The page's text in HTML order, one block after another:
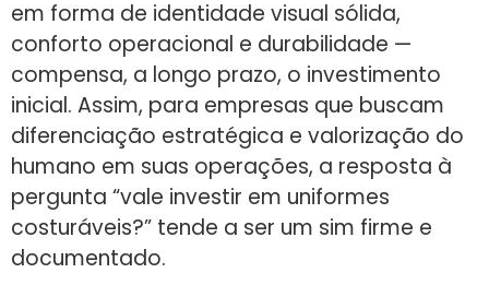
em forma de identidade visual sólida,
conforto operacional e durabilidade —
compensa, a longo prazo, o investimento
inicial. Assim, para empresas que buscam
diferenciação estratégica e valorização do
humano em suas operações, a resposta à
pergunta “vale investir em uniformes
costuráveis?” tende a ser um sim firme e
documentado.